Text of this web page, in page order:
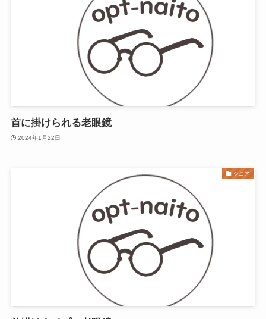
首に掛けられる老眼鏡
2024年1月22日
シニア